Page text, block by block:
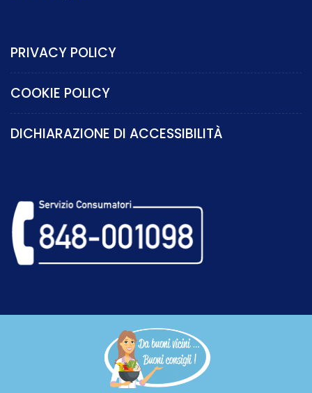
PRIVACY POLICY
COOKIE POLICY
DICHIARAZIONE DI ACCESSIBILITÀ